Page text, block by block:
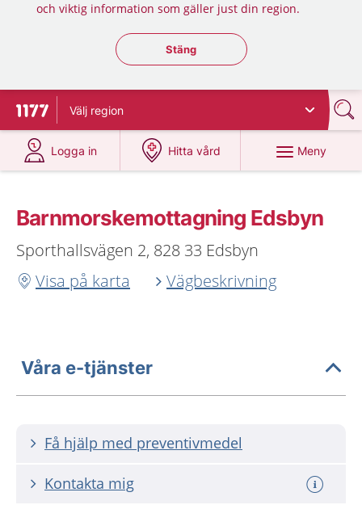
och viktig information som gäller just din region.
Stäng regionsväljaren
Stäng
Till startsidan för 1177
Välj region
Logga in
på 1177.se
Hitta vård
på 1177.se
Meny
Barnmorskemottagning Edsbyn
Sporthallsvägen 2, 828 33 Edsbyn
Visa på karta
Vägbeskrivning
Våra e-tjänster
Få hjälp med preventivmedel
Kontakta mig